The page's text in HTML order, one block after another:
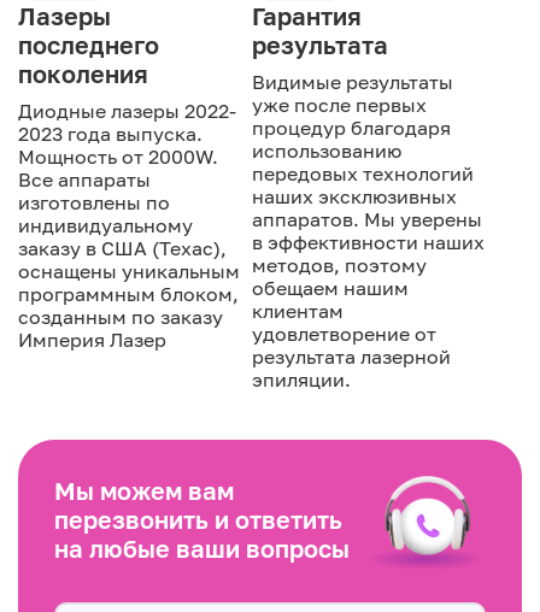
Лазеры
последнего
поколения
Диодные лазеры 2022-
2023 года выпуска.
Мощность от 2000W.
Все аппараты
изготовлены по
индивидуальному
заказу в США (Техас),
оснащены уникальным
программным блоком,
созданным по заказу
Империя Лазер
Гарантия
результата
Видимые результаты
уже после первых
процедур благодаря
использованию
передовых технологий
наших эксклюзивных
аппаратов. Мы уверены
в эффективности наших
методов, поэтому
обещаем нашим
клиентам
удовлетворение от
результата лазерной
эпиляции.
Мы можем вам
перезвонить и ответить
на любые ваши вопросы